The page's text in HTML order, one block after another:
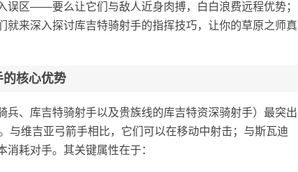
误区——要么让它们与敌人近身肉搏，白白浪费远程优势；
就来深入探讨库吉特骑射手的指挥技巧，让你的草原之师真
核心优势
兵、库吉特骑射手以及贵族线的库吉特资深骑射手）最突出
与维吉亚弓箭手相比，它们可以在移动中射击；与斯瓦迪
耗对手。其关键属性在于：